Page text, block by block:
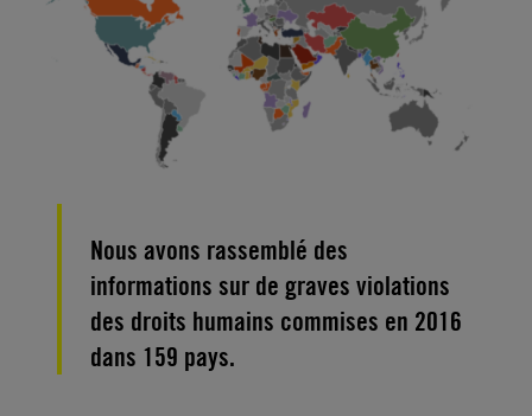
Nous avons rassemblé des
informations sur de graves violations
des droits humains commises en 2016
dans 159 pays.